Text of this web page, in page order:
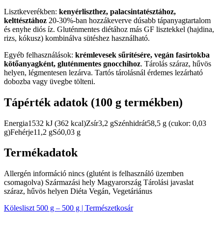
Lisztkeverékben: kenyérliszthez, palacsintatésztához,
kelttésztához 20-30%-ban hozzákeverve dúsabb tápanyagtartalom
és enyhe diós íz. Gluténmentes diétához más GF lisztekkel (hajdina,
rizs, kókusz) kombinálva sütéshez használható.
Egyéb felhasználások: krémlevesek sűrítésére, vegán fasírtokba
kötőanyagként, gluténmentes gnocchihoz. Tárolás száraz, hűvös
helyen, légmentesen lezárva. Tartós tárolásnál érdemes lezárható
dobozba vagy üvegbe tölteni.
Tápérték adatok (100 g termékben)
Energia1532 kJ (362 kcal)Zsír3,2 gSzénhidrát58,5 g (cukor: 0,03
g)Fehérje11,2 gSó0,03 g
Termékadatok
Allergén információ nincs (glutént is felhasználó üzemben
csomagolva) Származási hely Magyarország Tárolási javaslat
száraz, hűvös helyen Diéta Vegán, Vegetáriánus
Kölesliszt 500 g – 500 g | Természetkosár